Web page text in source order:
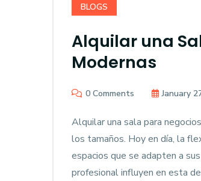
BLOGS
Alquilar una
Modernas
0 Comments January
Alquilar una sala para
los tamaños. Hoy en día, la
espacios que se adapten a
profesional influyen en esta